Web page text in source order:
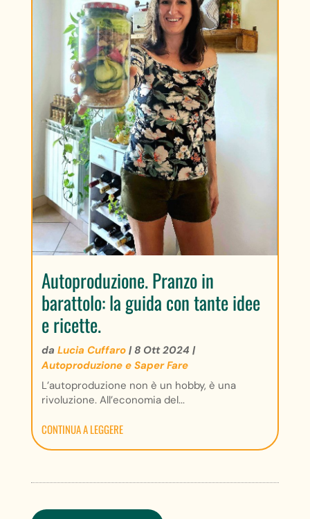
Autoproduzione. Pranzo in
barattolo: la guida con tante idee
e ricette.
da Lucia Cuffaro|8 Ott 2024 |
Autoproduzione e Saper Fare
L’autoproduzione non è un hobby, è una
rivoluzione. All’economia del...
CONTINUA A LEGGERE